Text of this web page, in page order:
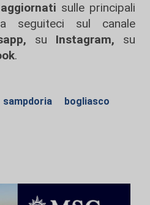
sulle principali
seguiteci sul canale
su Instagram, su
.
sampdoria
bogliasco